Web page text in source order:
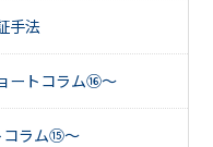
手法
ートコラム⑯～
コラム⑮～